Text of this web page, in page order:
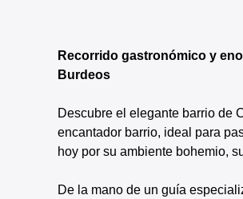
Recorrido gastronómico y
Burdeos
Descubre el elegante barrio de
encantador barrio, ideal para
hoy por su ambiente bohemio,
De la mano de un guía